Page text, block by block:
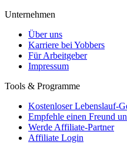
Unternehmen
Über uns
Karriere bei Yobbers
Für Arbeitgeber
Impressum
Tools & Programme
Kostenloser Lebenslauf-
Empfehle einen Freund
Werde Affiliate-Partner
Affiliate Login